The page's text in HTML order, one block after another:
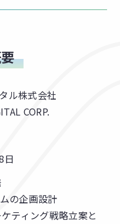
ル株式会社
CORP.
日
の企画設計
ケティング戦略立案と